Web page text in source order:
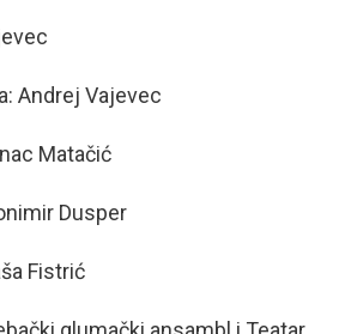
Andrej Vajevec
Matačić
Dusper
Fistrić